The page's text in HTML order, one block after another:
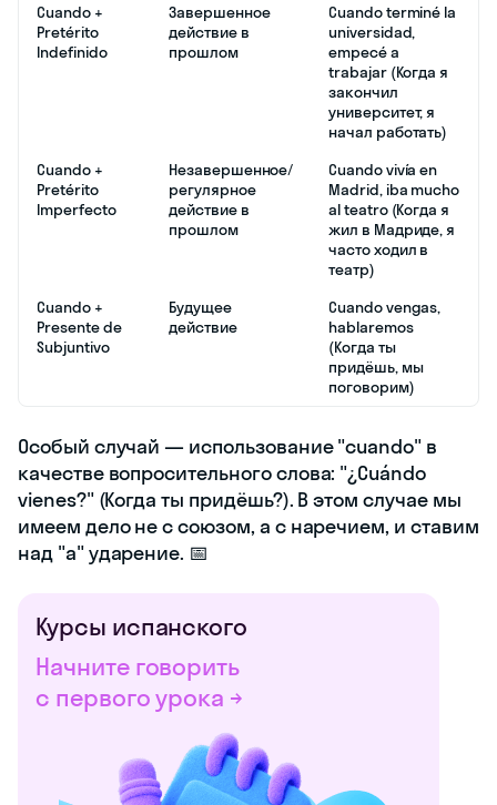
Cuando +
Pretérito
Indefinido
Завершенное
действие в
прошлом
Cuando terminé la
universidad,
empecé a
trabajar (Когда я
закончил
университет, я
начал работать)
Cuando +
Pretérito
Imperfecto
Незавершенное/
регулярное
действие в
прошлом
Cuando vivía en
Madrid, iba mucho
al teatro (Когда я
жил в Мадриде, я
часто ходил в
театр)
Cuando +
Presente de
Subjuntivo
Будущее
действие
Cuando vengas,
hablaremos
(Когда ты
придёшь, мы
поговорим)
Особый случай — использование "cuando" в
качестве вопросительного слова: "¿Cuándo
vienes?" (Когда ты придёшь?). В этом случае мы
имеем дело не с союзом, а с наречием, и ставим
над "а" ударение. 📅
Курсы испанского
Начните говорить
с первого урока →